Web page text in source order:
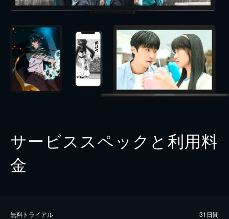
サービススペックと利用料
金
無料トライアル 31日間